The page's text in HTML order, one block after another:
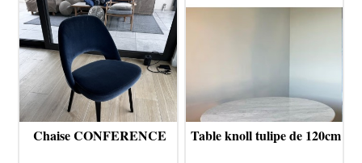
Chaise CONFERENCE Table knoll tulipe de 120cm